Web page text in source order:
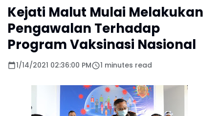
Kejati Malut Mulai Melakukan
Pengawalan Terhadap
Program Vaksinasi Nasional
1/14/2021 02:36:00 PM 1 minutes read